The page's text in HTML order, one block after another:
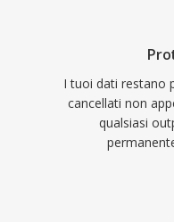
I tuoi dati restano
cancellati non
qualsiasi